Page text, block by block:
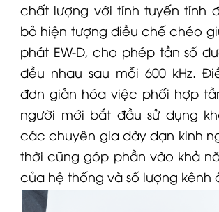
chất lượng với tính tuyến tính
bỏ hiện tượng điều chế chéo
phát EW-D, cho phép tần số
đều nhau sau mỗi 600 kHz.
đơn giản hóa việc phối hợp
người mới bắt đầu sử dụng
các chuyên gia dày dạn kinh
thời cũng góp phần vào khả
của hệ thống và số lượng kênh